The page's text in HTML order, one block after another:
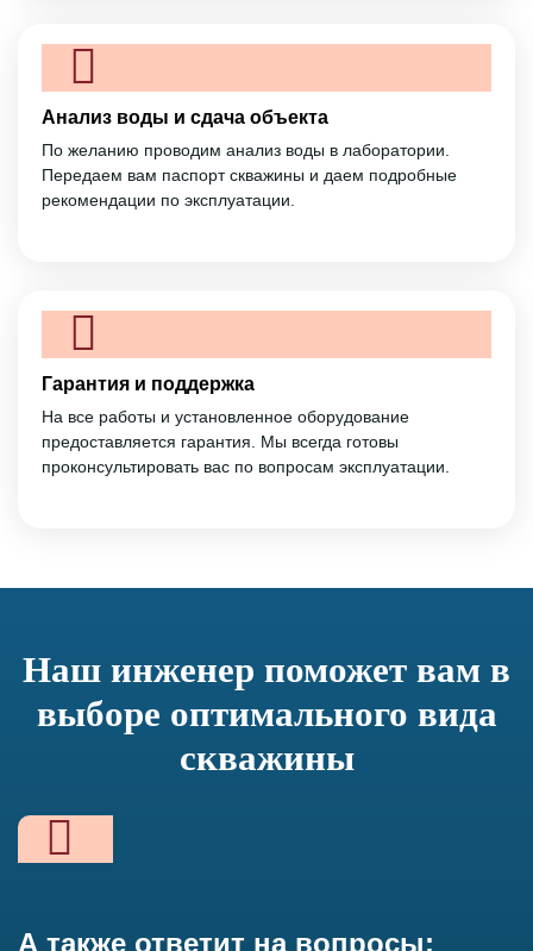
Анализ воды и сдача объекта
По желанию проводим анализ воды в лаборатории.
Передаем вам паспорт скважины и даем подробные
рекомендации по эксплуатации.
Гарантия и поддержка
На все работы и установленное оборудование
предоставляется гарантия. Мы всегда готовы
проконсультировать вас по вопросам эксплуатации.
Наш инженер поможет вам в
выборе оптимального вида
скважины
А также ответит на вопросы: